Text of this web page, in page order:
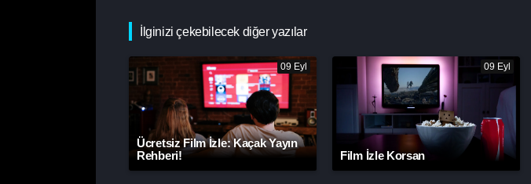
İlginizi çekebilecek diğer yazılar
09 Eyl
Ücretsiz Film İzle: Kaçak Yayın
Rehberi!
09 Eyl
Film İzle Korsan